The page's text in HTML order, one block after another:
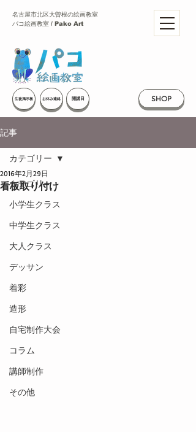
SHOP
名古屋市北区大曽根の絵画教室
パコ絵画教室 / Pako Art
生徒掲示板 お休み連絡 開講日
記事
カテゴリー
小学生クラス
中学生クラス
大人クラス
デッサン
着彩
造形
自宅制作大会
コラム
講師制作
その他
カテゴリー
看板取り付け
2016年2月29日